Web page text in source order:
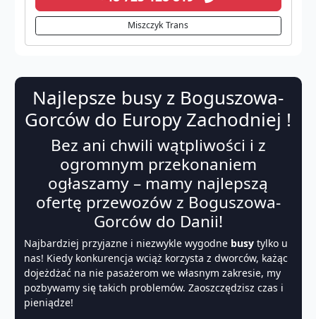
Miszczyk Trans
Najlepsze busy z Boguszowa-
Gorców do Europy Zachodniej !
Bez ani chwili wątpliwości i z
ogromnym przekonaniem
ogłaszamy – mamy najlepszą
ofertę przewozów z Boguszowa-
Gorców do Danii!
Najbardziej przyjazne i niezwykle wygodne busy tylko u
nas! Kiedy konkurencja wciąż korzysta z dworców, każąc
dojeżdżać na nie pasażerom we własnym zakresie, my
pozbywamy się takich problemów. Zaoszczędzisz czas i
pieniądze!